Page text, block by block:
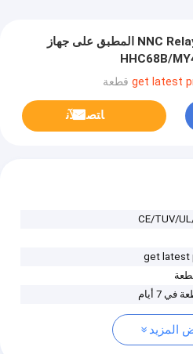
مصدر NNC Relay Series PYF14A-S المطبق على جهاز
HHC68B/
ﺎﺘﺼﻟ ﺍﻶﻧ
CE/TUV/
get latest
المزيد